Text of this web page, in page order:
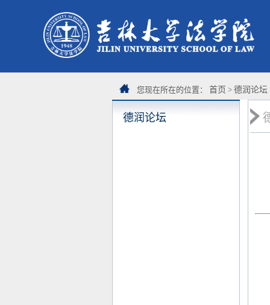
您现在所在的位置： 首页 > 德润论坛
德润论坛